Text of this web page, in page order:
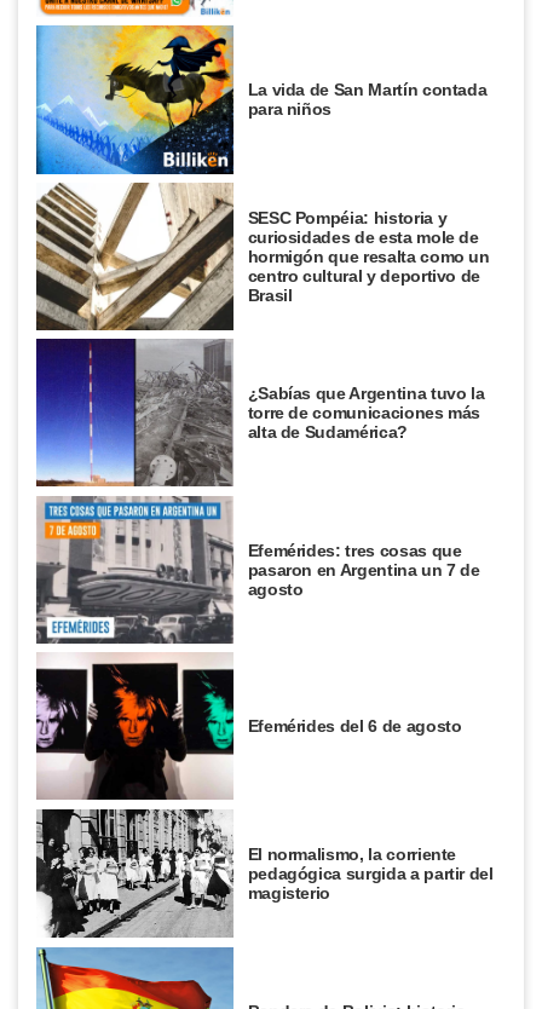
La vida de San Martín contada
para niños
SESC Pompéia: historia y
curiosidades de esta mole de
hormigón que resalta como un
centro cultural y deportivo de
Brasil
¿Sabías que Argentina tuvo la
torre de comunicaciones más
alta de Sudamérica?
Efemérides: tres cosas que
pasaron en Argentina un 7 de
agosto
Efemérides del 6 de agosto
El normalismo, la corriente
pedagógica surgida a partir del
magisterio